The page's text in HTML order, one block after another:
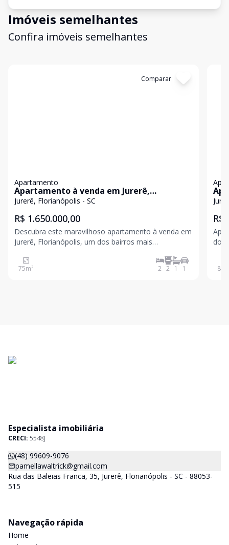
Imóveis semelhantes
Confira imóveis semelhantes
Comparar
Apartamento
Apartamento à venda em Jurerê,
Florianópolis
Jurerê, Florianópolis - SC
R$ 1.650.000,00
Descubra este maravilhoso apartamento à venda em
Jurerê, Florianópolis, um dos bairros mais
excelente posição solar, o imóvel oferece ambientes
bem iluminados e arejados, proporcionando
75m² 2 2 1 1
em
R$
85
Especialista imobiliária
CRECI: 5548J
(48) 99609-9076
pamellawaltrick@gmail.com
Rua das Baleias Franca, 35, Jurerê, Florianópolis - SC - 88053-
515
Navegação rápida
Home